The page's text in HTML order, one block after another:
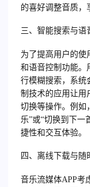
的喜好调整音质，
三、智能搜索与语
为了提高用户的使
和语音控制功能。
行模糊搜索，系统
制技术的应用让用
切换等操作。例如
乐”或“切换到下一
捷性和交互体验。
四、离线下载与随
音乐流媒体APP考